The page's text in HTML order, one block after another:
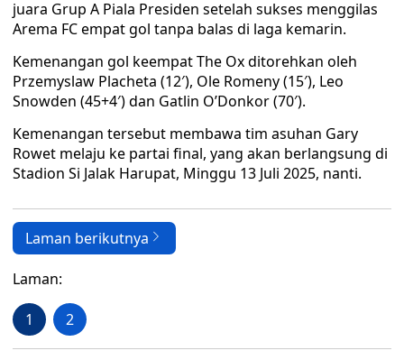
juara Grup A Piala Presiden setelah sukses menggilas
Arema FC empat gol tanpa balas di laga kemarin.
Kemenangan gol keempat The Ox ditorehkan oleh
Przemyslaw Placheta (12′), Ole Romeny (15′), Leo
Snowden (45+4′) dan Gatlin O’Donkor (70′).
Kemenangan tersebut membawa tim asuhan Gary
Rowet melaju ke partai final, yang akan berlangsung di
Stadion Si Jalak Harupat, Minggu 13 Juli 2025, nanti.
Laman berikutnya
Laman:
1 2